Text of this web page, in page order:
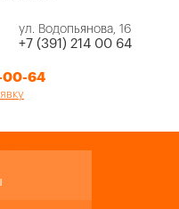
ул. Водопьянова, 16
+7 (391) 214 00 64
00-64